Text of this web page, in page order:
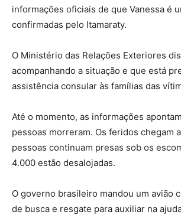
informações oficiais de que Vanessa é
confirmadas pelo Itamaraty.
O Ministério das Relações Exteriores
acompanhando a situação e que está
assistência consular às famílias das
Até o momento, as informações
pessoas morreram. Os feridos chegam
pessoas continuam presas sob os
4.000 estão desalojadas.
O governo brasileiro mandou um avião
de busca e resgate para auxiliar na